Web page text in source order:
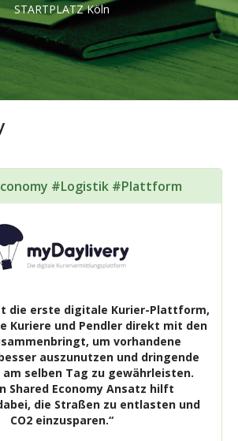
STARTPLATZ Köln
#Logistik #Plattform
die erste digitale Kurier-Plattform,
Kuriere und Pendler direkt mit den
um vorhandene
auszunutzen und dringende
selben Tag zu gewährleisten.
Shared Economy Ansatz hilft
die Straßen zu entlasten und
CO2 einzusparen.“